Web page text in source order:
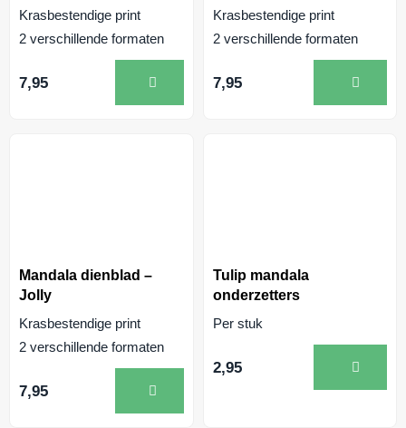
Krasbestendige print
2 verschillende formaten
7,95
Krasbestendige print
2 verschillende formaten
7,95
Mandala dienblad –
Jolly
Krasbestendige print
2 verschillende formaten
7,95
Tulip mandala
onderzetters
Per stuk
2,95